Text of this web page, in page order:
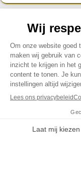
Erkend lid van
Assortiment
Contact
Contact
Mijn account